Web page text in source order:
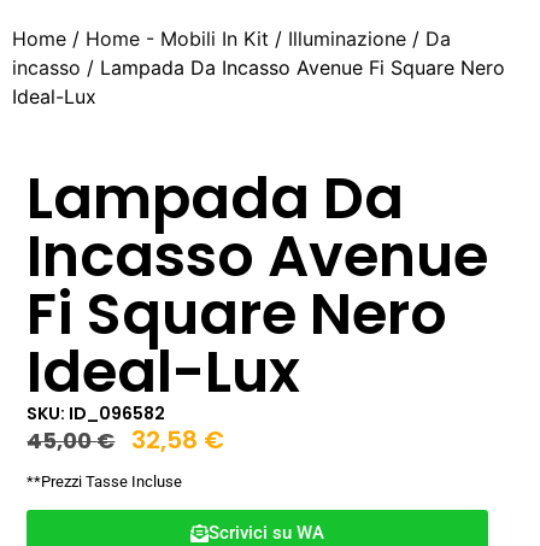
Home / Home - Mobili In Kit / Illuminazione / Da
incasso / Lampada Da Incasso Avenue Fi Square Nero
Ideal-Lux
Lampada Da
Incasso Avenue
Fi Square Nero
Ideal-Lux
SKU: ID_096582
45,00€ 32,58 €
**Prezzi Tasse Incluse
Scrivici su WA